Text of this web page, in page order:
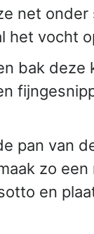
net onder
het vocht
bak deze
pan van
zo
en